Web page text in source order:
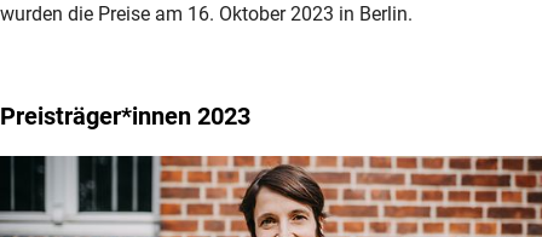
wurden die Preise am 16. Oktober 2023 in Berlin.
Preisträger*innen 2023